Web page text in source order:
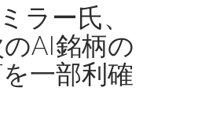
ラー氏、
AI銘柄の
一部利確